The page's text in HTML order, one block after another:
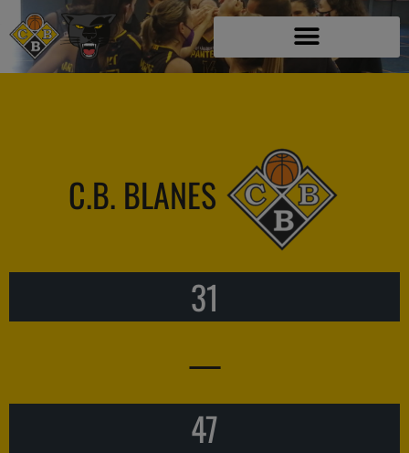
C.B. BLANES
31
—
47